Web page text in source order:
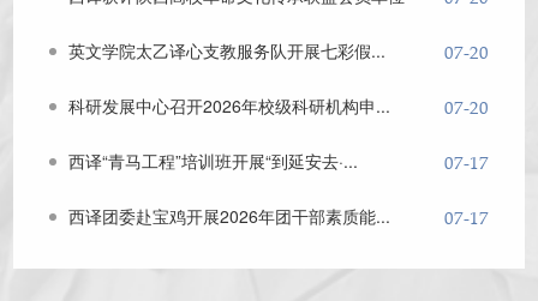
07-20
英文学院太乙译心支教服务队开展七彩假...
07-20
科研发展中心召开2026年校级科研机构申...
07-17
西译“青马工程”培训班开展“到延安去·...
07-17
西译团委赴宝鸡开展2026年团干部素质能...
译览专业
育人体系
成长路径
职场启航